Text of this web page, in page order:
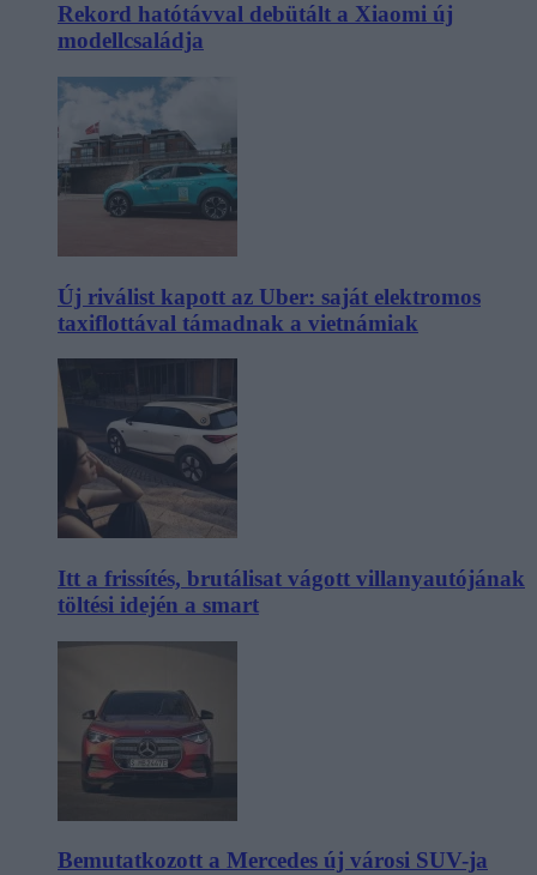
Rekord hatótávval debütált a Xiaomi új
modellcsaládja
Új riválist kapott az Uber: saját elektromos
taxiflottával támadnak a vietnámiak
Itt a frissítés, brutálisat vágott villanyautójának
töltési idején a smart
Bemutatkozott a Mercedes új városi SUV-ja